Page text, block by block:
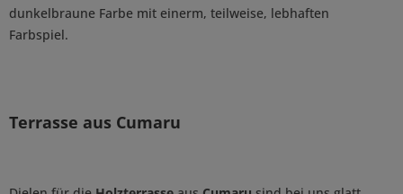
dunkelbraune Farbe mit einerm, teilweise, lebhaften
Farbspiel.
Terrasse aus Cumaru